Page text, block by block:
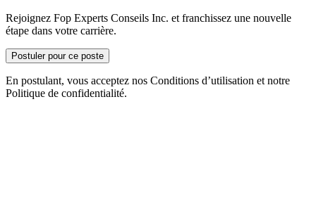
Rejoignez Fop Experts Conseils Inc. et franchissez une nouvelle
étape dans votre carrière.
Postuler pour ce poste
En postulant, vous acceptez nos Conditions d’utilisation et notre
Politique de confidentialité.